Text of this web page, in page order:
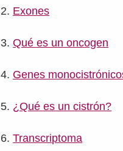
Exones
Qué es un oncogen
Genes
¿Qué es un cistrón?
Transcriptoma